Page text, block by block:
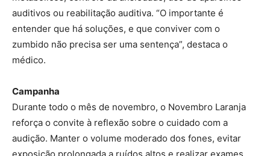
auditivos ou reabilitação auditiva. “O importante é
entender que há soluções, e que conviver com o
zumbido não precisa ser uma sentença”, destaca o
médico.
Campanha
Durante todo o mês de novembro, o Novembro Laranja
reforça o convite à reflexão sobre o cuidado com a
audição. Manter o volume moderado dos fones, evitar